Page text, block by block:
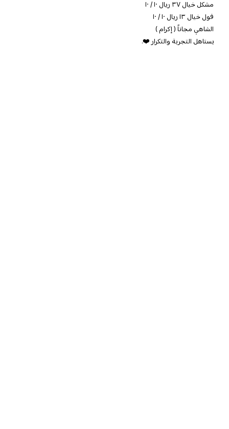
مشكل خيال ٣٧ ريال ١٠ / ١٠
فول خيال ١٣ ريال ١٠ / ١٠
الشاهي مجاناً ( إكرام )
يستاهل التجربة والتكرار ❤️.